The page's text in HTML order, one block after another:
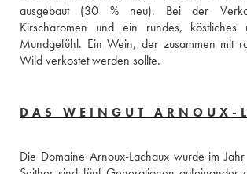
ausgebaut (30 % neu). Bei der
Kirscharomen und ein rundes, köstliches
Mundgefühl. Ein Wein, der zusammen mit
Wild verkostet werden sollte.
DAS WEINGUT ARNOUX-
Die Domaine Arnoux-Lachaux wurde im